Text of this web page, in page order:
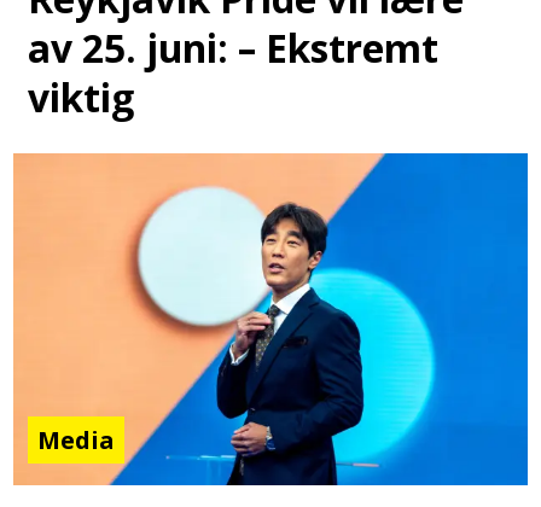
av 25. juni: – Ekstremt
viktig
Media